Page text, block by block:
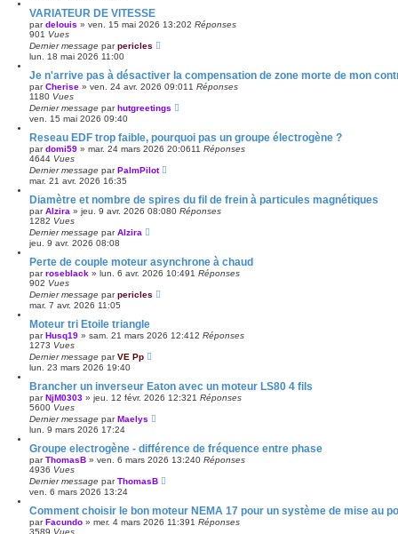
VARIATEUR DE VITESSE
pardelouis » ven. 15 mai 2026 13:202 Réponses
901 Vues
Dernier message parpericles
lun. 18 mai 2026 11:00
Je n'arrive pas à désactiver la compensation de zone morte de mon
parCherise » ven. 24 avr. 2026 09:01 1 Réponses
1180 Vues
Dernier message parhutgreetings
ven. 15 mai 2026 09:40
Reseau EDF trop faible, pourquoi pas un groupe électrogène ?
pardomi59 » mar. 24 mars 2026 20:0611 Réponses
4644 Vues
Dernier message parPalmPilot
mar. 21 avr. 2026 16:35
Diamètre et nombre de spires du fil de frein à particules magnétiques
parAlzira » jeu. 9 avr. 2026 08:080 Réponses
1282 Vues
Dernier message parAlzira
jeu. 9 avr. 2026 08:08
Perte de couple moteur asynchrone à chaud
parroseblack » lun. 6 avr. 2026 10:491 Réponses
902 Vues
Dernier message parpericles
mar. 7 avr. 2026 11:05
Moteur tri Etoile triangle
parHusq19 » sam. 21 mars 2026 12:412 Réponses
1273 Vues
Dernier message parVE Pp
lun. 23 mars 2026 19:40
Brancher un inverseur Eaton avec un moteur LS80 4 fils
parNjM0303 » jeu. 12 févr. 2026 12:321 Réponses
5600 Vues
Dernier message parMaelys
lun. 9 mars 2026 17:24
Groupe electrogène - différence de fréquence entre phase
parThomasB » ven. 6 mars 2026 13:240 Réponses
4936 Vues
Dernier message parThomasB
ven. 6 mars 2026 13:24
Comment choisir le bon moteur NEMA 17 pour un système de mise au
parFacundo » mer. 4 mars 2026 11:391 Réponses
3589 Vues